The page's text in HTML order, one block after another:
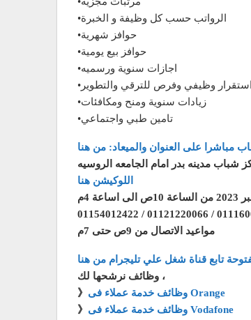
•الرواتب حسب كل وظيفة و الخبرة
•حوافز شهرية
•حوافز بيع يومية
•اجازات سنوية ورسميه
•استقرار وظيفي وفرص للترقي والتطوير
•زيادات سنوية ومنح ومكافئات
•تامين طبي واجتماعي
مباشرا على العنوان والميعاد: من هنا
شباب مدينه بدر امام الجامعه الروسيه
اللوكيشن هنا
مواعيد الاتصال من 9ص حتى 7م
تابع قناة شغل علي تليجرام من هنا
وظائف نرشحها لك ،
》
وظائف خدمة عملاء فى Orange
》
وظائف خدمة عملاء فى Vodafone